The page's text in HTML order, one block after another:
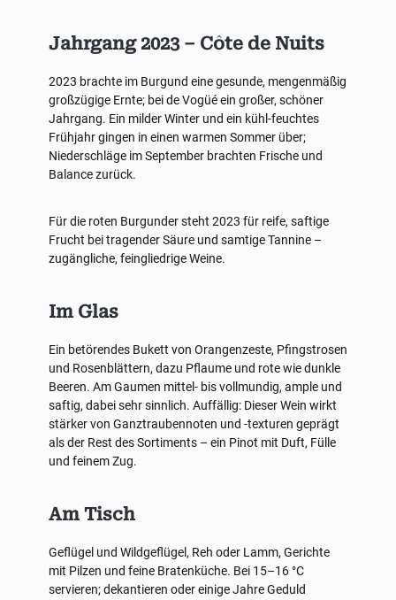
Jahrgang 2023 – Côte de Nuits
2023 brachte im Burgund eine gesunde, mengenmäßig
großzügige Ernte; bei de Vogüé ein großer, schöner
Jahrgang. Ein milder Winter und ein kühl-feuchtes
Frühjahr gingen in einen warmen Sommer über;
Niederschläge im September brachten Frische und
Balance zurück.
Für die roten Burgunder steht 2023 für reife, saftige
Frucht bei tragender Säure und samtige Tannine –
zugängliche, feingliedrige Weine.
Im Glas
Ein betörendes Bukett von Orangenzeste, Pfingstrosen
und Rosenblättern, dazu Pflaume und rote wie dunkle
Beeren. Am Gaumen mittel- bis vollmundig, amplе und
saftig, dabei sehr sinnlich. Auffällig: Dieser Wein wirkt
stärker von Ganztraubennoten und -texturen geprägt
als der Rest des Sortiments – ein Pinot mit Duft, Fülle
und feinem Zug.
Am Tisch
Geflügel und Wildgeflügel, Reh oder Lamm, Gerichte
mit Pilzen und feine Bratenküche. Bei 15–16 °C
servieren; dekantieren oder einige Jahre Geduld